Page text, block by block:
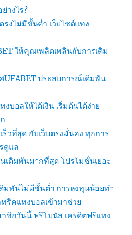
างไร?
รงไม่มีขั้นต่ำ เว็บไซต์แทง
ให้คุณเพลิดเพลินกับการเดิม
ศUFABET ประสบการณ์เดิมพัน
งบอลให้ได้เงิน เริ่มต้นได้ง่าย
ร็วที่สุด กับเว็บตรงมั่นคง ทุกการ
ดูแล
เดิมพันมากที่สุด โปรโมชั่นเยอะ
ดิมพันไม่มีขั้นต่ำ การลงทุนน้อยทำ
ทริคแทงบอลเข้ามาช่วย
ชิกวันนี้ ฟรีโบนัส เครดิตฟรีแทง